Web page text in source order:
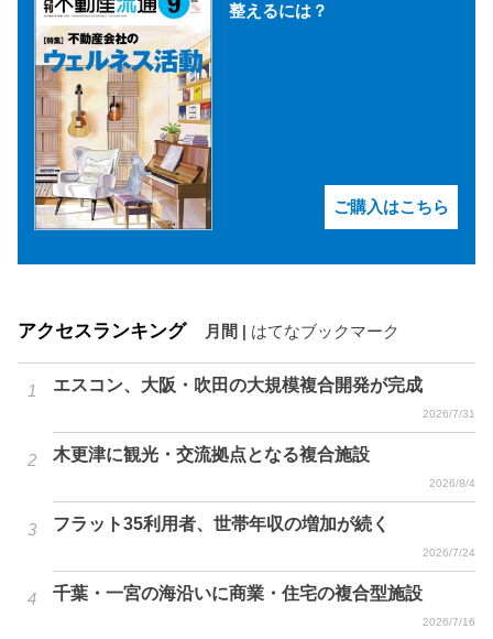
整えるには？
ご購入はこちら
アクセスランキング 月間 はてなブックマーク
エスコン、大阪・吹田の大規模複合開発が完成
2026/7/31
木更津に観光・交流拠点となる複合施設
2026/8/4
フラット35利用者、世帯年収の増加が続く
2026/7/24
千葉・一宮の海沿いに商業・住宅の複合型施設
2026/7/16